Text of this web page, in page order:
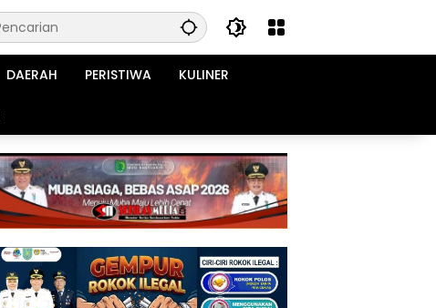
DAERAH PERISTIWA KULINER